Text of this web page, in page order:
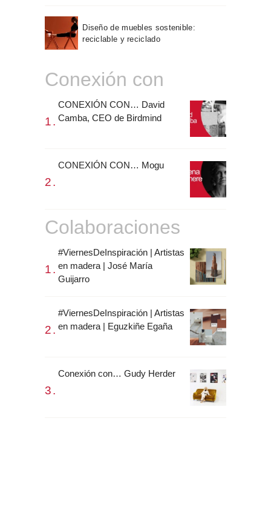
Diseño de muebles sostenible:
reciclable y reciclado
Conexión con
CONEXIÓN CON… David
Camba, CEO de Birdmind
CONEXIÓN CON… Mogu
Colaboraciones
#ViernesDeInspiración | Artistas
en madera | José María
Guijarro
#ViernesDeInspiración | Artistas
en madera | Eguzkiñe Egaña
Conexión con… Gudy Herder